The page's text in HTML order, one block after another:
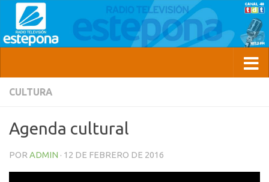
CULTURA
Agenda cultural
POR ADMIN · 12 DE FEBRERO DE 2016